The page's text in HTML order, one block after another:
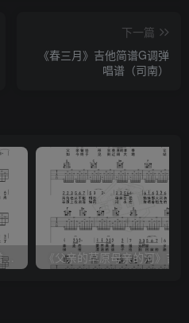
下一篇
《春三月》吉他简谱G调弹
唱谱（司南）
《天际》吉他简谱G调弹唱谱（姜玉阳）